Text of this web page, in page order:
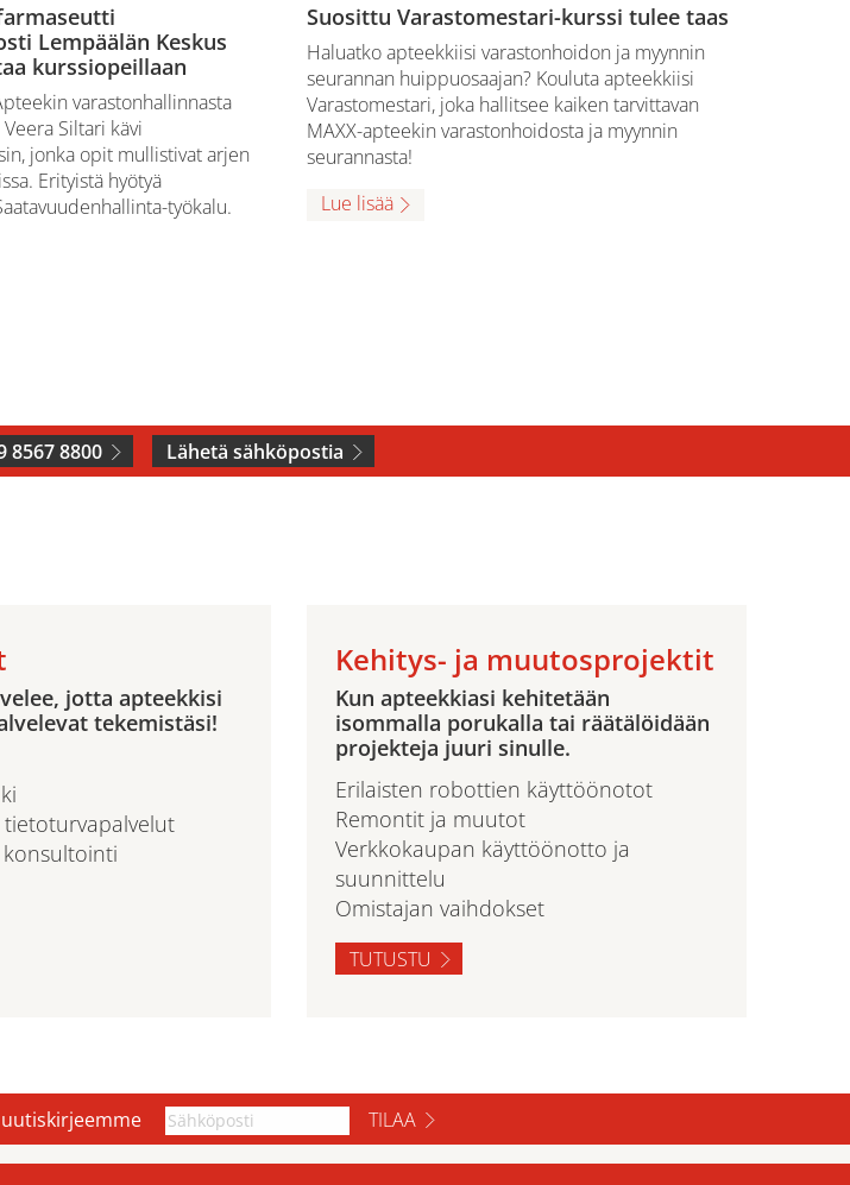
Lempäälän Keskus
kurssiopeillaan
varastonhallinnasta
Siltari kävi
jonka opit mullistivat arjen
Erityistä hyötyä
työkalu.
Suosittu Varastomestari-kurssi tulee taas
Haluatko apteekkiisi varastonhoidon ja myynnin
seurannan huippuosaajan? Kouluta apteekkiisi
Varastomestari, joka hallitsee kaiken tarvittavan
MAXX-apteekin varastonhoidosta ja myynnin
seurannasta!
Lue lisää
8567 8800 Lähetä sähköpostia
jotta apteekkisi
tekemistäsi!
Kehitys- ja muutosprojektit
Kun apteekkiasi kehitetään
isommalla porukalla tai räätälöidään
projekteja juuri sinulle.
Erilaisten robottien käyttöönotot
Remontit ja muutot
Verkkokaupan käyttöönotto ja
suunnittelu
Omistajan vaihdokset
TUTUSTU
TILAA